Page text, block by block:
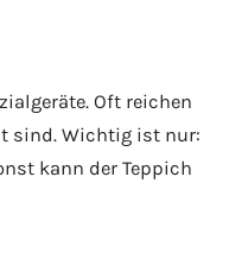
Oft reichen
sind. Wichtig ist nur:
kann der Teppich